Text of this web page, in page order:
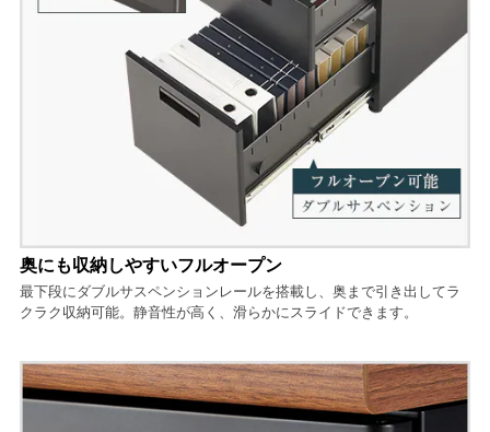
奥にも収納しやすいフルオープン
最下段にダブルサスペンションレールを搭載し、奥まで引き出してラ
クラク収納可能。静音性が高く、滑らかにスライドできます。